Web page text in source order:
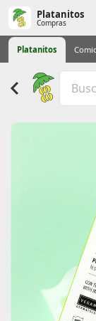
Platanitos
Compras
Platanitos